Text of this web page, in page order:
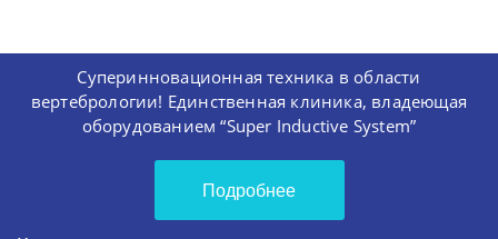
Суперинновационная техника в области
вертебрологии! Единственная клиника, владеющая
оборудованием “Super Inductive System”
Подробнее